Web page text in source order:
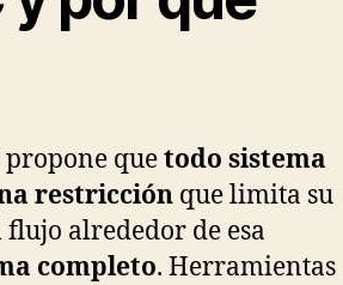
quetodo sistema
restricción que limita su
alrededor de esa
completo. Herramientas